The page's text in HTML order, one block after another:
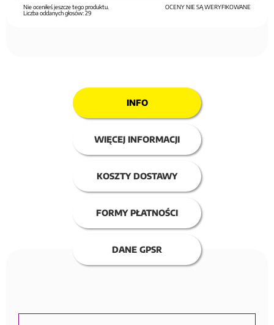
OCENY NIE SĄ WERYFIKOWANE
Nie oceniłeś jeszcze tego produktu.
Liczba oddanych głosów:29
INFO
WIĘCEJ INFORMACJI
KOSZTY DOSTAWY
FORMY PŁATNOŚCI
DANE GPSR